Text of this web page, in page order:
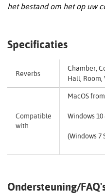
het bestand om het op uw
Specificaties
Reverbs
Chamber,
Hall,
Compatible
with
MacOS
Windows 10
(Windows 7
Ondersteuning/